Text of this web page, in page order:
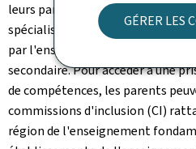
GÉRER LES
leurs parents qui souhaitent
spécialisées, en complément
par l'enseignement fondamental
secondaire. Pour accéder à une
de compétences, les parents
commissions d'inclusion (CI)
région de l'enseignement